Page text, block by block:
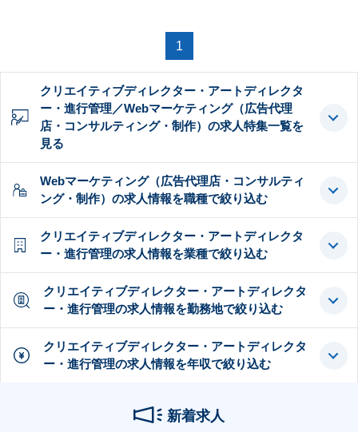
1
クリエイティブディレクター・アートディレクタ
ー・進行管理／Webマーケティング（広告代理
店・コンサルティング・制作）の求人特集一覧を
見る
Webマーケティング（広告代理店・コンサルティ
ング・制作）の求人情報を職種で絞り込む
クリエイティブディレクター・アートディレクタ
ー・進行管理の求人情報を業種で絞り込む
クリエイティブディレクター・アートディレクタ
ー・進行管理の求人情報を勤務地で絞り込む
クリエイティブディレクター・アートディレクタ
ー・進行管理の求人情報を年収で絞り込む
新着求人